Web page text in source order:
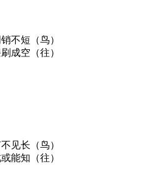
不短（鸟）
成空（往）
见长（鸟）
能知（往）